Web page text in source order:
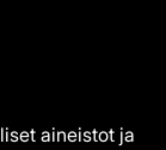
aineistot ja